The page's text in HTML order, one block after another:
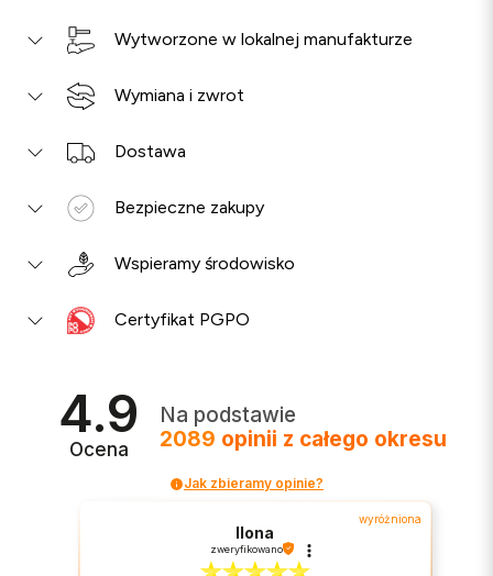
Wytworzone w lokalnej manufakturze
Wymiana i zwrot
Dostawa
Bezpieczne zakupy
Wspieramy środowisko
Certyfikat PGPO
4.9
Ocena
Na podstawie
2089 opinii z całego okresu
Jak zbieramy opinie?
wyróżniona
Ilona
zweryfikowano